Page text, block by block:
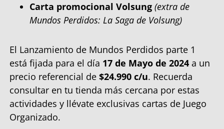
Carta promocional Volsung (extra de
Mundos Perdidos: La Saga de Volsung)
El Lanzamiento de Mundos Perdidos parte 1
está fijada para el día 17 de Mayo de 2024 a un
precio referencial de $24.990 c/u. Recuerda
consultar en tu tienda más cercana por estas
actividades y llévate exclusivas cartas de Juego
Organizado.